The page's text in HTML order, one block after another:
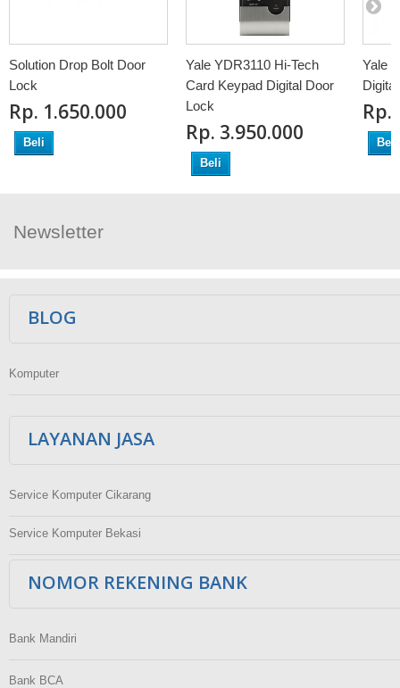
Solution Drop Bolt Door
Lock
Rp‎. 1.650.000
Beli
Yale YDR3110 Hi-Tech
Card Keypad Digital Door
Lock
Rp‎. 3.950.000
Beli
Yale
Rp‎.
Beli
Newsletter
BLOG
Komputer
LAYANAN JASA
Service Komputer Cikarang
Service Komputer Bekasi
NOMOR REKENING BANK
Bank Mandiri
Bank BCA